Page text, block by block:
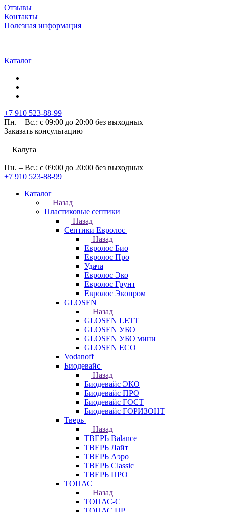
Отзывы
Контакты
Полезная информация
Каталог
+7 910 523-88-99
Пн. – Вс.: с 09:00 до 20:00 без выходных
Заказать консультацию
Калуга
Пн. – Вс.: с 09:00 до 20:00 без выходных
+7 910 523-88-99
Каталог
Назад
Пластиковые септики
Назад
Септики Евролос
Назад
Евролос Био
Евролос Про
Удача
Евролос Эко
Евролос Грунт
Евролос Экопром
GLOSEN
Назад
GLOSEN LETT
GLOSEN УБО
GLOSEN УБО мини
GLOSEN ECO
Vodanoff
Биодевайс
Назад
Биодевайс ЭКО
Биодевайс ПРО
Биодевайс ГОСТ
Биодевайс ГОРИЗОНТ
Тверь
Назад
ТВЕРЬ Balance
ТВЕРЬ Лайт
ТВЕРЬ Аэро
ТВЕРЬ Classic
ТВЕРЬ ПРО
ТОПАС
Назад
ТОПАС-С